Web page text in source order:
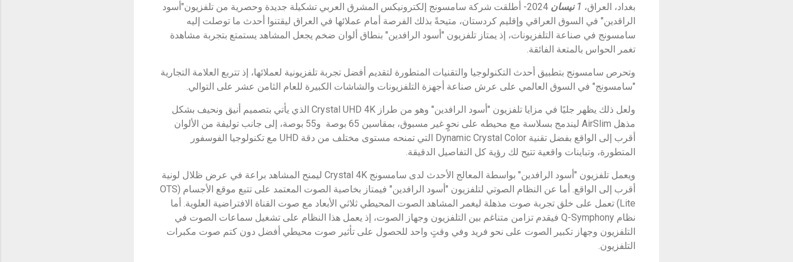
بغداد، العراق، 1 نيسان
2024- أطلقت شركة سامسونج إلكترونيكس المشرق العربي تشكيلة جديدة وحصرية من تلفزيون"أسود
الراقدين" في السوق العراقي وإقليم كردستان، متيحةً بذلك الفرصة أمام عملائها في العراق ليقتنوا أحدث ما توصلت إليه
سامسونج في صناعة التلفزيونات، إذ يمتاز تلفزيون "أسود الرافدين" بنطاق ألوان ضخم يجعل المشاهد يستمتع بتجربة مشاهدة
تغمر الحواس بالمتعة الفائقة.
وتحرص سامسونج بتطبيق أحدث التكنولوجيا والتقنيات المتطورة لتقديم أفضل تجربة تلفزيونية لعملائها، إذ تتربع العلامة التجارية
"سامسونج" في السوق العالمي على عرش صناعة أجهزة التلفزيونات والشاشات الكبيرة للعام الثامن عشر على التوالي.
ولعل ذلك يظهر جليًا في مزايا تلفزيون "أسود الرافدين" وهو من طراز Crystal UHD 4K الذي يأتي بتصميم أنيق ونحيف بشكل
مذهل AirSlim ليندمج بسلاسة مع محيطه على نحوٍ غير مسبوق، بمقاسين ‎65 بوصة و‎55 بوصة، إلى جانب توليفة من الألوان
أقرب إلى الواقع بفضل تقنية Dynamic Crystal Color التي تمنحه مستوى مختلف من دقة UHD مع تكنولوجيا الفوسفور
المتطورة، وتباينات واقعية تتيح لك رؤية كل التفاصيل الدقيقة.
ويعمل تلفزيون "أسود الرافدين" بواسطة المعالج الأحدث لدى سامسونج Crystal 4K ليمنح المشاهد براعة في عرض ظلال لونية
أقرب إلى الواقع. أما عن النظام الصوتي لتلفزيون "أسود الرافدين" فيمتاز بخاصية الصوت المعتمد على تتبع موقع الأجسام (OTS
Lite) تعمل على خلق تجربة صوت مذهلة ليغمر المشاهد الصوت المحيطي ثلاثي الأبعاد مع صوت القناة الافتراضية العلوية. أما
نظام Q-Symphony فيقدم تزامن متناغم بين التلفزيون وجهاز الصوت، إذ يعمل هذا النظام على تشغيل سماعات الصوت في
التلفزيون وجهاز تكبير الصوت على نحو فريد وفي وقتٍ واحد للحصول على تأثير صوت محيطي أفضل دون كتم صوت مكبرات
التلفزيون.